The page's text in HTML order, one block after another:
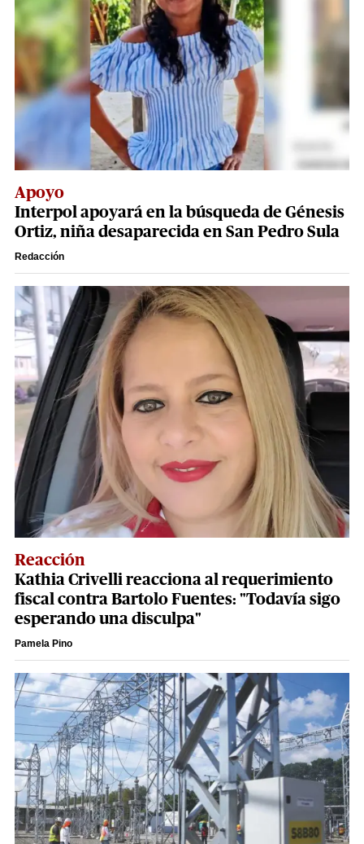
Apoyo
Interpol apoyará en la búsqueda de Génesis
Ortiz, niña desaparecida en San Pedro Sula
Redacción
Reacción
Kathia Crivelli reacciona al requerimiento
fiscal contra Bartolo Fuentes: "Todavía sigo
esperando una disculpa"
Pamela Pino